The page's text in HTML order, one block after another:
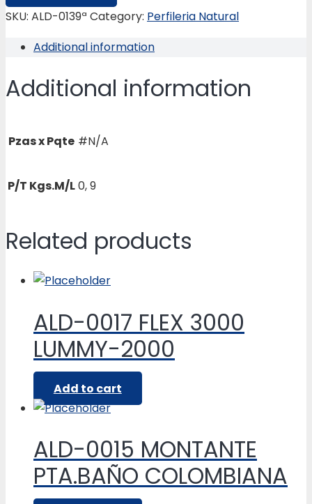
7
“
SKU: ALD-0139ª Category: Perfileria Natural
Additional information
Additional information
Pzas x Pqte #N/A
P/T Kgs.M/L0, 9
Related products
ALD-0017 FLEX 3000
LUMMY-2000
Add to cart
ALD-0015 MONTANTE
PTA.BAÑO COLOMBIANA